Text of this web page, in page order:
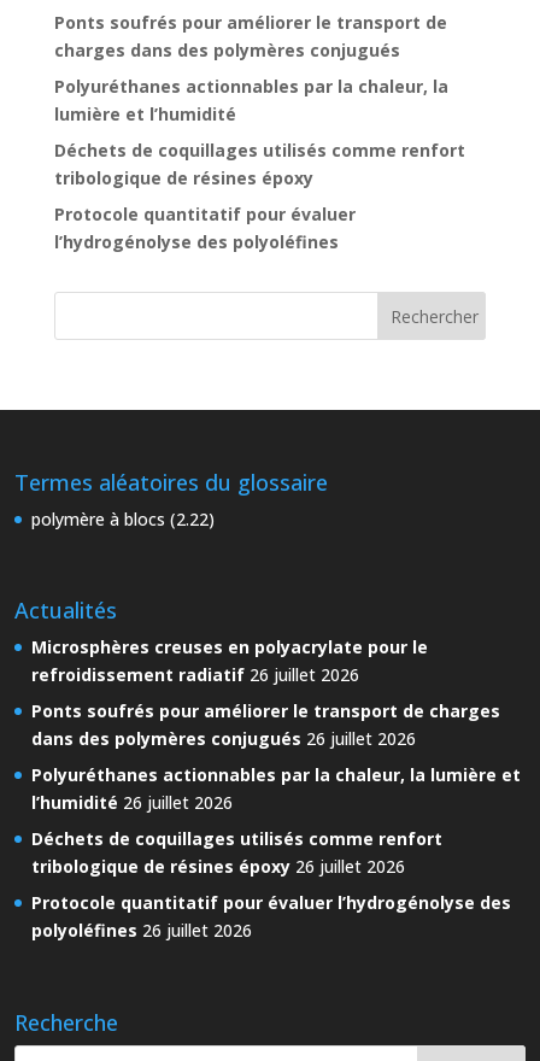
Ponts soufrés pour améliorer le transport de
charges dans des polymères conjugués
Polyuréthanes actionnables par la chaleur, la
lumière et l’humidité
Déchets de coquillages utilisés comme renfort
tribologique de résines époxy
Protocole quantitatif pour évaluer
l’hydrogénolyse des polyoléfines
Termes aléatoires du glossaire
polymère à blocs (2.22)
Actualités
Microsphères creuses en polyacrylate pour le
refroidissement radiatif 26 juillet 2026
Ponts soufrés pour améliorer le transport de charges
dans des polymères conjugués 26 juillet 2026
Polyuréthanes actionnables par la chaleur, la lumière et
l’humidité 26 juillet 2026
Déchets de coquillages utilisés comme renfort
tribologique de résines époxy 26 juillet 2026
Protocole quantitatif pour évaluer l’hydrogénolyse des
polyoléfines 26 juillet 2026
Recherche